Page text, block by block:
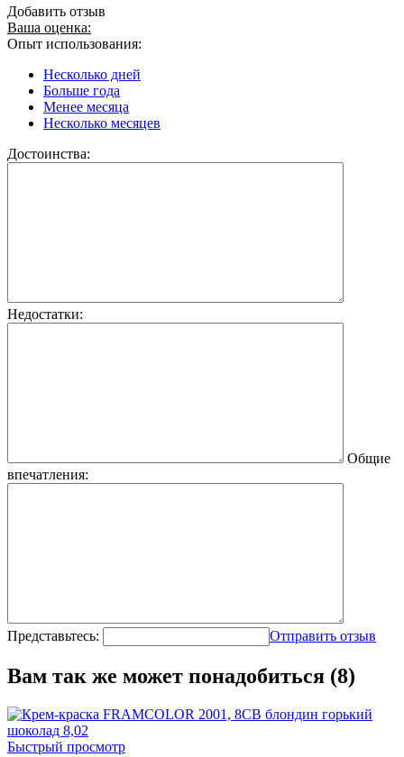
Добавить отзыв
Ваша оценка:
Опыт использования:
Несколько дней
Больше года
Менее месяца
Несколько месяцев
Достоинства:
Недостатки:
Общие
впечатления:
Представьтесь: Отправить отзыв
Вам так же может понадобиться (8)
Быстрый просмотр